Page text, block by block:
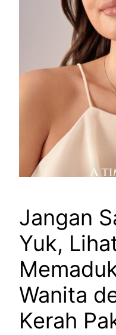
Jangan
Yuk,
Wanita
Kerah